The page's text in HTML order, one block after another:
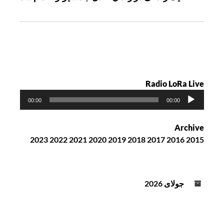
ت
Radio LoRa Live
ک
ن
ه
00:00
00:00
Archive
2015
2016
2017
2018
2019
2020
2021
2022
2023
جولای 2026